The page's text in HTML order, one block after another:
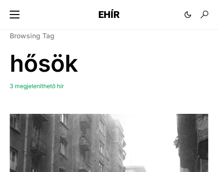
EHÍR
Browsing Tag
hősök
3 megjeleníthető hír